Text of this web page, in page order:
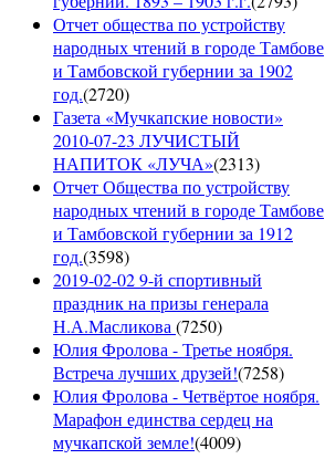
Отчет общества по устройству
народных чтений в городе Тамбове
и Тамбовской губернии за 1902
год.(2720)
Газета «Мучкапские новости»
2010-07-23 ЛУЧИСТЫЙ
НАПИТОК «ЛУЧА»(2313)
Отчет Общества по устройству
народных чтений в городе Тамбове
и Тамбовской губернии за 1912
год.(3598)
2019-02-02 9-й спортивный
праздник на призы генерала
Н.А.Масликова(7250)
Юлия Фролова - Третье ноября.
Встреча лучших друзей!(7258)
Юлия Фролова - Четвёртое ноября.
Марафон единства сердец на
мучкапской земле!(4009)